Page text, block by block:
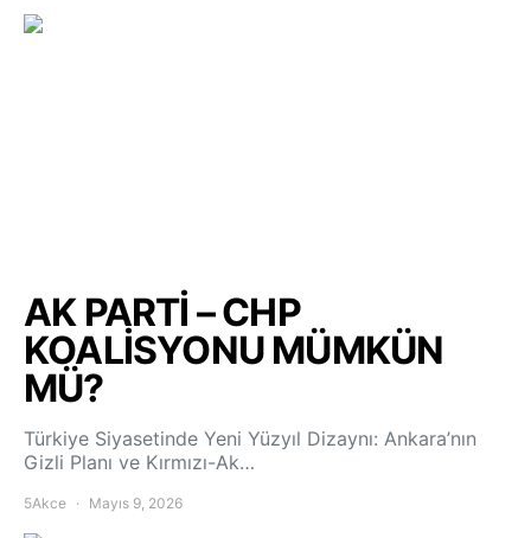
AK PARTİ – CHP
KOALİSYONU MÜMKÜN
MÜ?
Türkiye Siyasetinde Yeni Yüzyıl Dizaynı: Ankara’nın
Gizli Planı ve Kırmızı-Ak…
5Akce Mayıs 9, 2026